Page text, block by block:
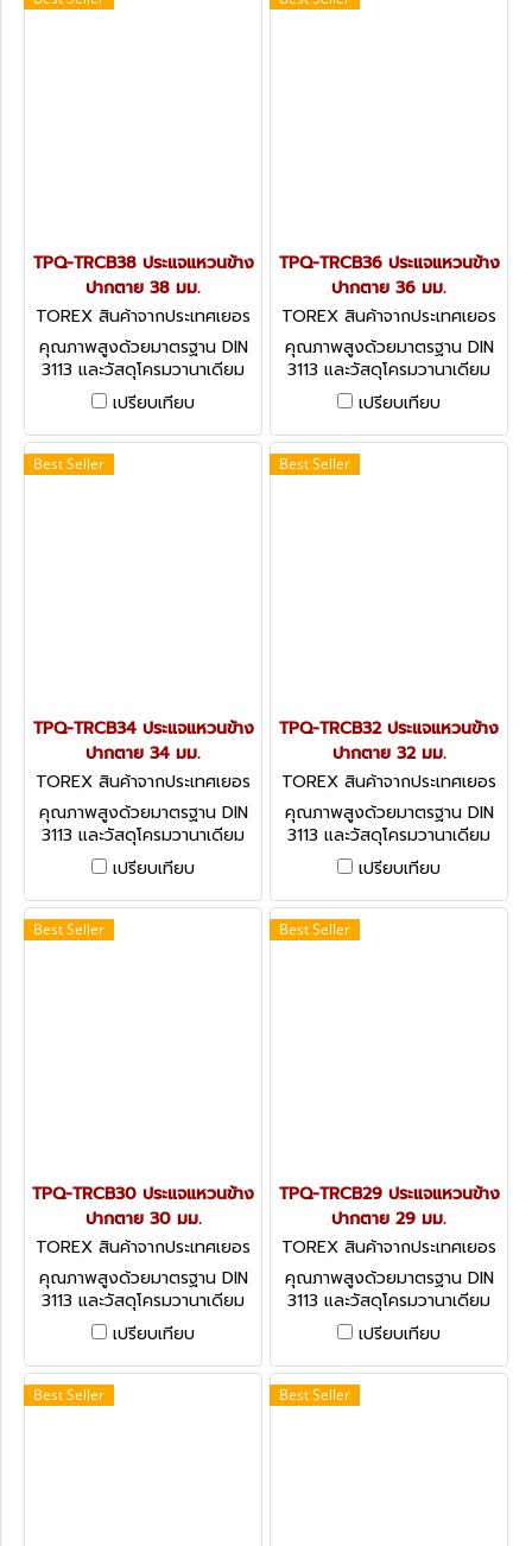
TPQ-TRCB38 ประแจแหวนข้าง
ปากตาย 38 มม.
TOREX สินค้าจากประเทศเยอร
มัน TPQ-TRCB38
คุณภาพสูงด้วยมาตรฐาน DIN
3113 และวัสดุโครมวานาเดียม
(CHROME VANADIUM)
COMBINATION SPANNERS -
DIN 3113 (METRIC)
เปรียบเทียบ
TPQ-TRCB36 ประแจแหวนข้าง
ปากตาย 36 มม.
TOREX สินค้าจากประเทศเยอร
มัน TPQ-TRCB36
คุณภาพสูงด้วยมาตรฐาน DIN
3113 และวัสดุโครมวานาเดียม
(CHROME VANADIUM)
COMBINATION SPANNERS -
DIN 3113 (METRIC)
เปรียบเทียบ
Best Seller
TPQ-TRCB34 ประแจแหวนข้าง
ปากตาย 34 มม.
TOREX สินค้าจากประเทศเยอร
มัน TPQ-TRCB34
คุณภาพสูงด้วยมาตรฐาน DIN
3113 และวัสดุโครมวานาเดียม
(CHROME VANADIUM)
COMBINATION SPANNERS -
DIN 3113 (METRIC)
เปรียบเทียบ
Best Seller
TPQ-TRCB32 ประแจแหวนข้าง
ปากตาย 32 มม.
TOREX สินค้าจากประเทศเยอร
มัน TPQ-TRCB32
คุณภาพสูงด้วยมาตรฐาน DIN
3113 และวัสดุโครมวานาเดียม
(CHROME VANADIUM)
COMBINATION SPANNERS -
DIN 3113 (METRIC)
เปรียบเทียบ
Best Seller
TPQ-TRCB30 ประแจแหวนข้าง
ปากตาย 30 มม.
TOREX สินค้าจากประเทศเยอร
มัน TPQ-TRCB30
คุณภาพสูงด้วยมาตรฐาน DIN
3113 และวัสดุโครมวานาเดียม
(CHROME VANADIUM)
COMBINATION SPANNERS -
DIN 3113 (METRIC)
เปรียบเทียบ
Best Seller
TPQ-TRCB29 ประแจแหวนข้าง
ปากตาย 29 มม.
TOREX สินค้าจากประเทศเยอร
มัน TPQ-TRCB29
คุณภาพสูงด้วยมาตรฐาน DIN
3113 และวัสดุโครมวานาเดียม
(CHROME VANADIUM)
COMBINATION SPANNERS -
DIN 3113 (METRIC)
เปรียบเทียบ
Best Seller Best Seller